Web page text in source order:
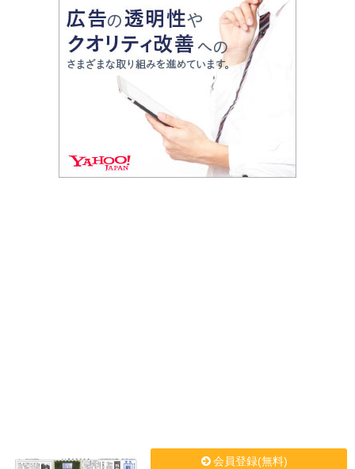
会員登録(無料)